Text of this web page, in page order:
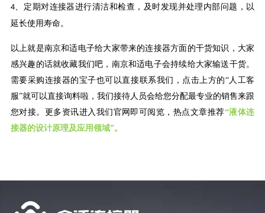
4、 ‌定期对连接器进行清洁和检查‌，及时发现并处理内部问题，以
延长使用寿命。
以上就是南京和适电子给大家带来的连接器方面的干货知识，大家
感兴趣的话就收藏我们吧，南京和适电子会持续给大家输送干货。
需要采购连接器的宝子也可以直接联系我们，点击上方的“人工客
服”就可以直接询料啦，我们接待人员会给您分配最专业的销售来跟
您对接。更多资讯进入我们官网即可阅览，热点文章推荐“液体连
接器的设计原理及应用领域”。